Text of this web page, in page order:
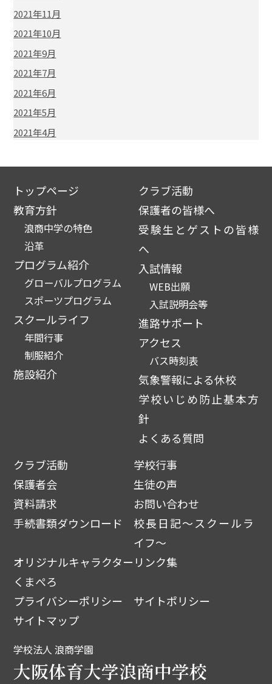
2021年11月
2021年10月
2021年9月
2021年7月
2021年6月
2021年5月
2021年4月
トップページ
教育方針
浪商中学の特色
沿革
プログラム紹介
グローバルプログラム
スポーツプログラム
スクールライフ
年間行事
制服紹介
施設紹介
クラブ活動
保護者の皆様へ
受験生とゲストの皆様
へ
入試情報
WEB出願
入試説明会等
進路サポート
アクセス
バス時刻表
気象警報による休校
学校いじめ防止基本方
針
よくある質問
クラブ活動
学校行事
保護者会
生徒の声
資料請求
お問い合わせ
手続書類ダウンロード
校長日記～スクールラ
イフ～
オリジナルキャラクター
くまぺろ
リンク集
プライバシーポリシー
サイトポリシー
サイトマップ
学校法人 浪商学園
大阪体育大学浪商中学校